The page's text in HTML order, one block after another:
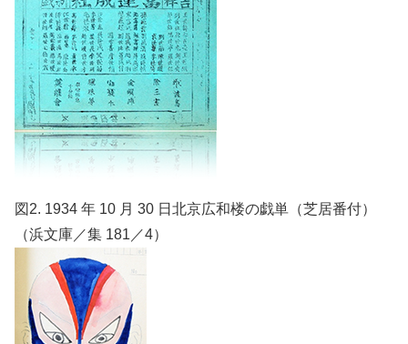
図2. 1934 年 10 月 30 日北京広和楼の戯単（芝居番付）
（浜文庫／集 181／4）